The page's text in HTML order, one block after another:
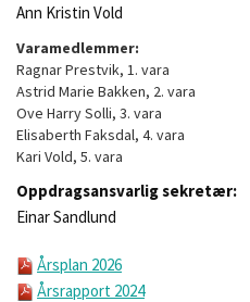
Ann Kristin Vold
Varamedlemmer:
Ragnar Prestvik, 1. vara
Astrid Marie Bakken, 2. vara
Ove Harry Solli, 3. vara
Elisaberth Faksdal, 4. vara
Kari Vold, 5. vara
Oppdragsansvarlig sekretær:
Einar Sandlund
Årsplan 2026
Årsrapport 2024